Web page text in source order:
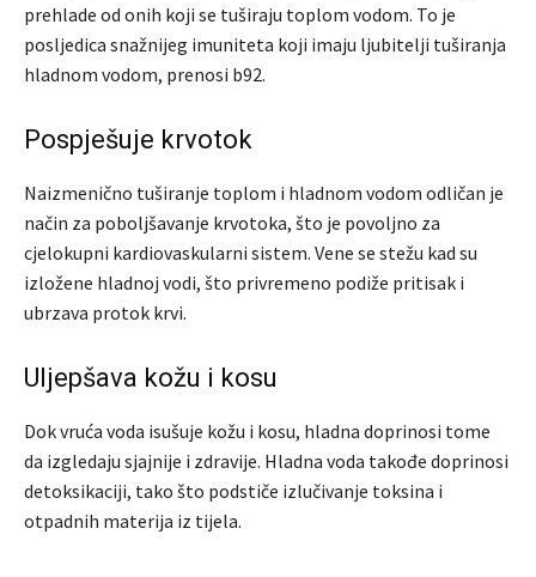
prehlade od onih koji se tuširaju toplom vodom. To je
posljedica snažnijeg imuniteta koji imaju ljubitelji tuširanja
hladnom vodom, prenosi b92.
Pospješuje krvotok
Naizmenično tuširanje toplom i hladnom vodom odličan je
način za poboljšavanje krvotoka, što je povoljno za
cjelokupni kardiovaskularni sistem. Vene se stežu kad su
izložene hladnoj vodi, što privremeno podiže pritisak i
ubrzava protok krvi.
Uljepšava kožu i kosu
Dok vruća voda isušuje kožu i kosu, hladna doprinosi tome
da izgledaju sjajnije i zdravije. Hladna voda takođe doprinosi
detoksikaciji, tako što podstiče izlučivanje toksina i
otpadnih materija iz tijela.